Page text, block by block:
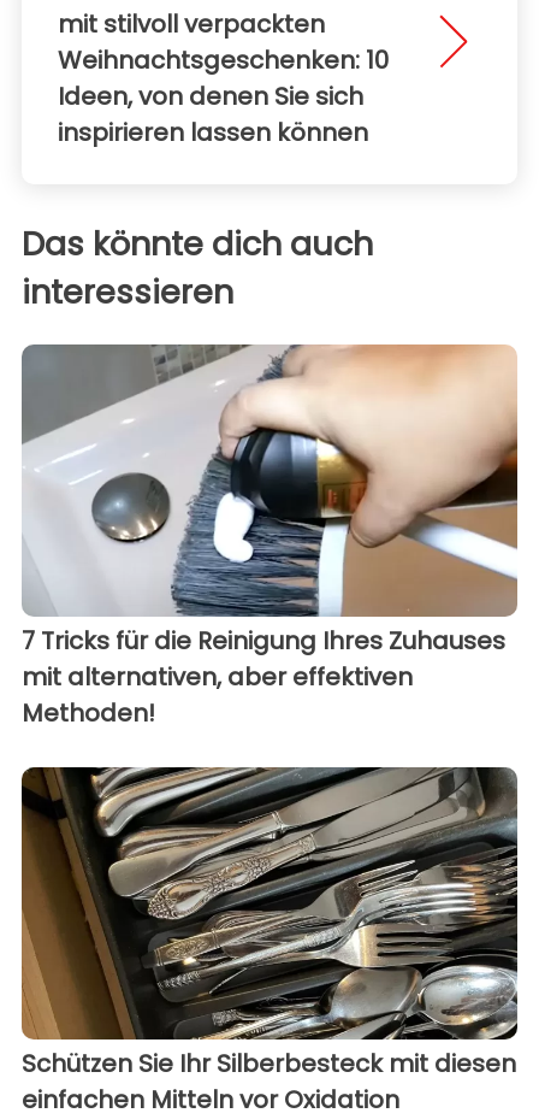
mit stilvoll verpackten
Weihnachtsgeschenken: 10
Ideen, von denen Sie sich
inspirieren lassen können
Das könnte dich auch
interessieren
7 Tricks für die Reinigung Ihres Zuhauses
mit alternativen, aber effektiven
Methoden!
Schützen Sie Ihr Silberbesteck mit diesen
einfachen Mitteln vor Oxidation